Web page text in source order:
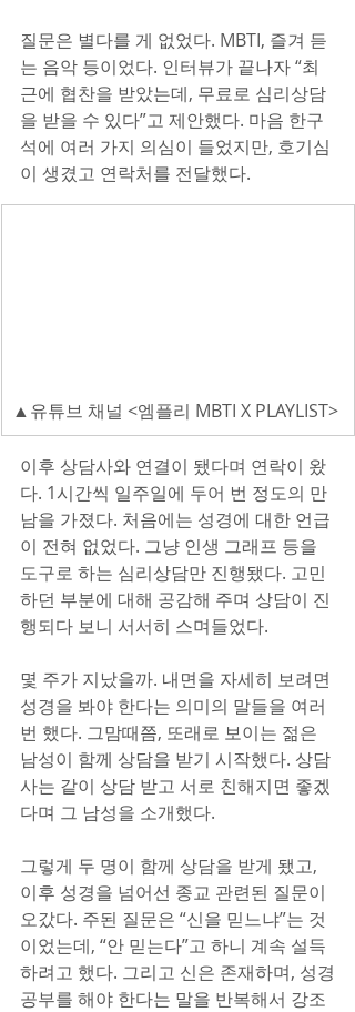
질문은 별다를 게 없었다. MBTI, 즐겨 듣
는 음악 등이었다. 인터뷰가 끝나자 “최
근에 협찬을 받았는데, 무료로 심리상담
을 받을 수 있다”고 제안했다. 마음 한구
석에 여러 가지 의심이 들었지만, 호기심
이 생겼고 연락처를 전달했다.
▲유튜브 채널 <엠플리 MBTI X PLAYLIST>
이후 상담사와 연결이 됐다며 연락이 왔
다. 1시간씩 일주일에 두어 번 정도의 만
남을 가졌다. 처음에는 성경에 대한 언급
이 전혀 없었다. 그냥 인생 그래프 등을
도구로 하는 심리상담만 진행됐다. 고민
하던 부분에 대해 공감해 주며 상담이 진
행되다 보니 서서히 스며들었다.
몇 주가 지났을까. 내면을 자세히 보려면
성경을 봐야 한다는 의미의 말들을 여러
번 했다. 그맘때쯤, 또래로 보이는 젊은
남성이 함께 상담을 받기 시작했다. 상담
사는 같이 상담 받고 서로 친해지면 좋겠
다며 그 남성을 소개했다.
그렇게 두 명이 함께 상담을 받게 됐고,
이후 성경을 넘어선 종교 관련된 질문이
오갔다. 주된 질문은 “신을 믿느냐”는 것
이었는데, “안 믿는다”고 하니 계속 설득
하려고 했다. 그리고 신은 존재하며, 성경
공부를 해야 한다는 말을 반복해서 강조